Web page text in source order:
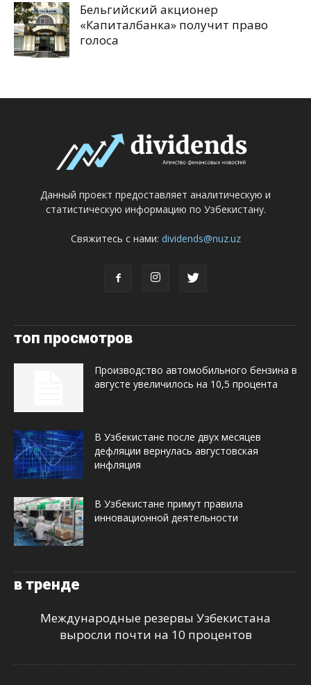
Бельгийский акционер
«Капиталбанка» получит право
голоса
Данный проект предоставляет аналитическую и
статистическую информацию по Узбекистану.
Свяжитесь с нами: dividends@nuz.uz
топ просмотров
Производство автомобильного бензина в
августе увеличилось на 10,5 процента
В Узбекистане после двух месяцев
дефляции вернулась августовская
инфляция
В Узбекистане примут правила
инновационной деятельности
в тренде
Международные резервы Узбекистана
выросли почти на 10 процентов